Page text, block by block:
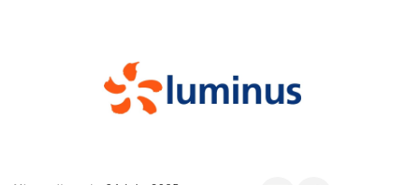
Formats des adresses : afin de garantir le bon acheminement de vos
courriers, il est fortement recommandé de n'utiliser que l'alphabet latin sur
notre site.